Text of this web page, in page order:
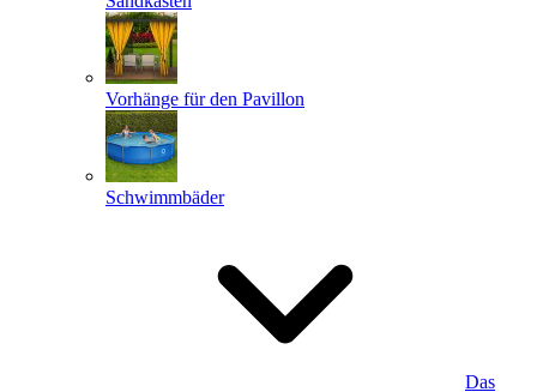
Vorhänge für den Pavillon
Schwimmbäder
Das